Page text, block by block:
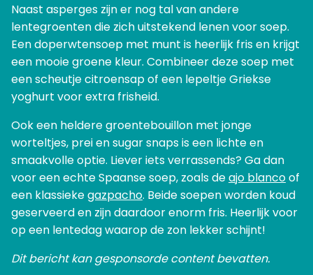
Naast asperges zijn er nog tal van andere
lentegroenten die zich uitstekend lenen voor soep.
Een doperwtensoep met munt is heerlijk fris en krijgt
een mooie groene kleur. Combineer deze soep met
een scheutje citroensap of een lepeltje Griekse
yoghurt voor extra frisheid.
Ook een heldere groentebouillon met jonge
worteltjes, prei en sugar snaps is een lichte en
smaakvolle optie. Liever iets verrassends? Ga dan
voor een echte Spaanse soep, zoals deajo blancoof
een klassiekegazpacho. Beide soepen worden koud
geserveerd en zijn daardoor enorm fris. Heerlijk voor
op een lentedag waarop de zon lekker schijnt!
Dit bericht kan gesponsorde content bevatten.